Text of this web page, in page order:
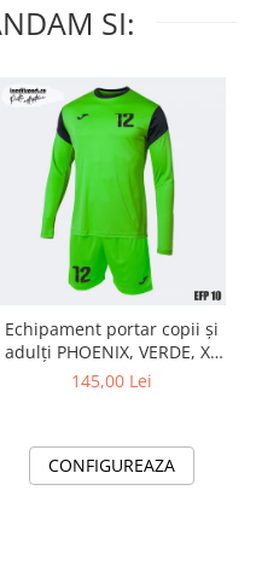
SI:
Echipament portar copii și
adulți PHOENIX, VERDE, XL
EFP10
145,00 Lei
CONFIGUREAZA